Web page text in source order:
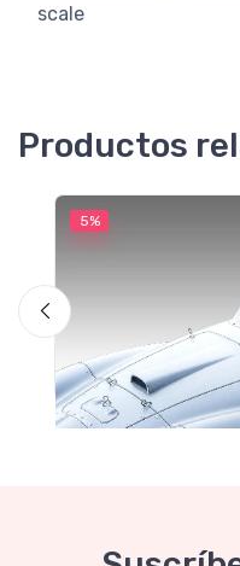
scale
Productos
5%